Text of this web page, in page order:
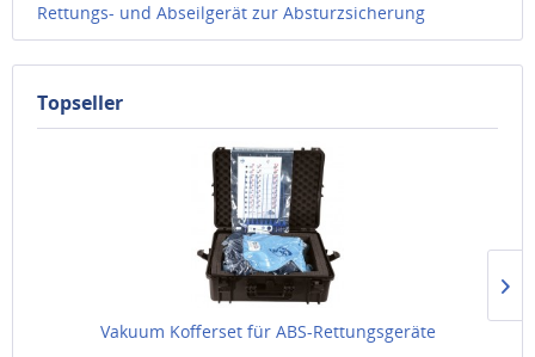
Rettungs- und Abseilgerät zur Absturzsicherung
Topseller
Vakuum Kofferset für ABS-Rettungsgeräte